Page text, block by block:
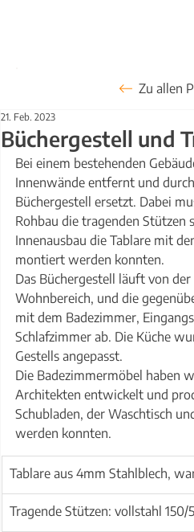
Büchergestell und
21. Feb. 2023
Bei einem bestehenden
Innenwände entfernt und
Büchergestell ersetzt. Dabei
Rohbau die tragenden Stützen
Innenausbau die Tablare mit
montiert werden konnten.
Das Büchergestell läuft von der
Wohnbereich, und die
mit dem Badezimmer,
Schlafzimmer ab. Die Küche
Gestells angepasst.
Die Badezimmermöbel haben
Architekten entwickelt und
Schubladen, der Waschtisch
werden konnten.
Tablare aus 4mm Stahlblech,
Tragende Stützen: vollstahl 150/
Zu allen